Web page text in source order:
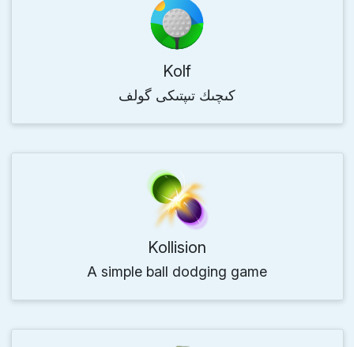
Kolf
كىچىك تىپتىكى گولف
Kollision
A simple ball dodging game